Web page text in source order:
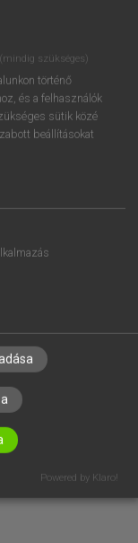
(mindig szükséges)
történő
és a felhasználók
sütik közé
beállításokat
Powered by Klaro!